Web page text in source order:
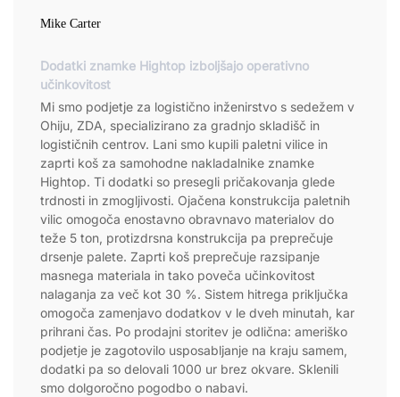
Mike Carter
Dodatki znamke Hightop izboljšajo operativno
učinkovitost
Mi smo podjetje za logistično inženirstvo s sedežem v
Ohiju, ZDA, specializirano za gradnjo skladišč in
logističnih centrov. Lani smo kupili paletni vilice in
zaprti koš za samohodne nakladalnike znamke
Hightop. Ti dodatki so presegli pričakovanja glede
trdnosti in zmogljivosti. Ojačena konstrukcija paletnih
vilic omogoča enostavno obravnavo materialov do
teže 5 ton, protizdrsna konstrukcija pa preprečuje
drsenje palete. Zaprti koš preprečuje razsipanje
masnega materiala in tako poveča učinkovitost
nalaganja za več kot 30 %. Sistem hitrega priključka
omogoča zamenjavo dodatkov v le dveh minutah, kar
prihrani čas. Po prodajni storitev je odlična: ameriško
podjetje je zagotovilo usposabljanje na kraju samem,
dodatki pa so delovali 1000 ur brez okvare. Sklenili
smo dolgoročno pogodbo o nabavi.